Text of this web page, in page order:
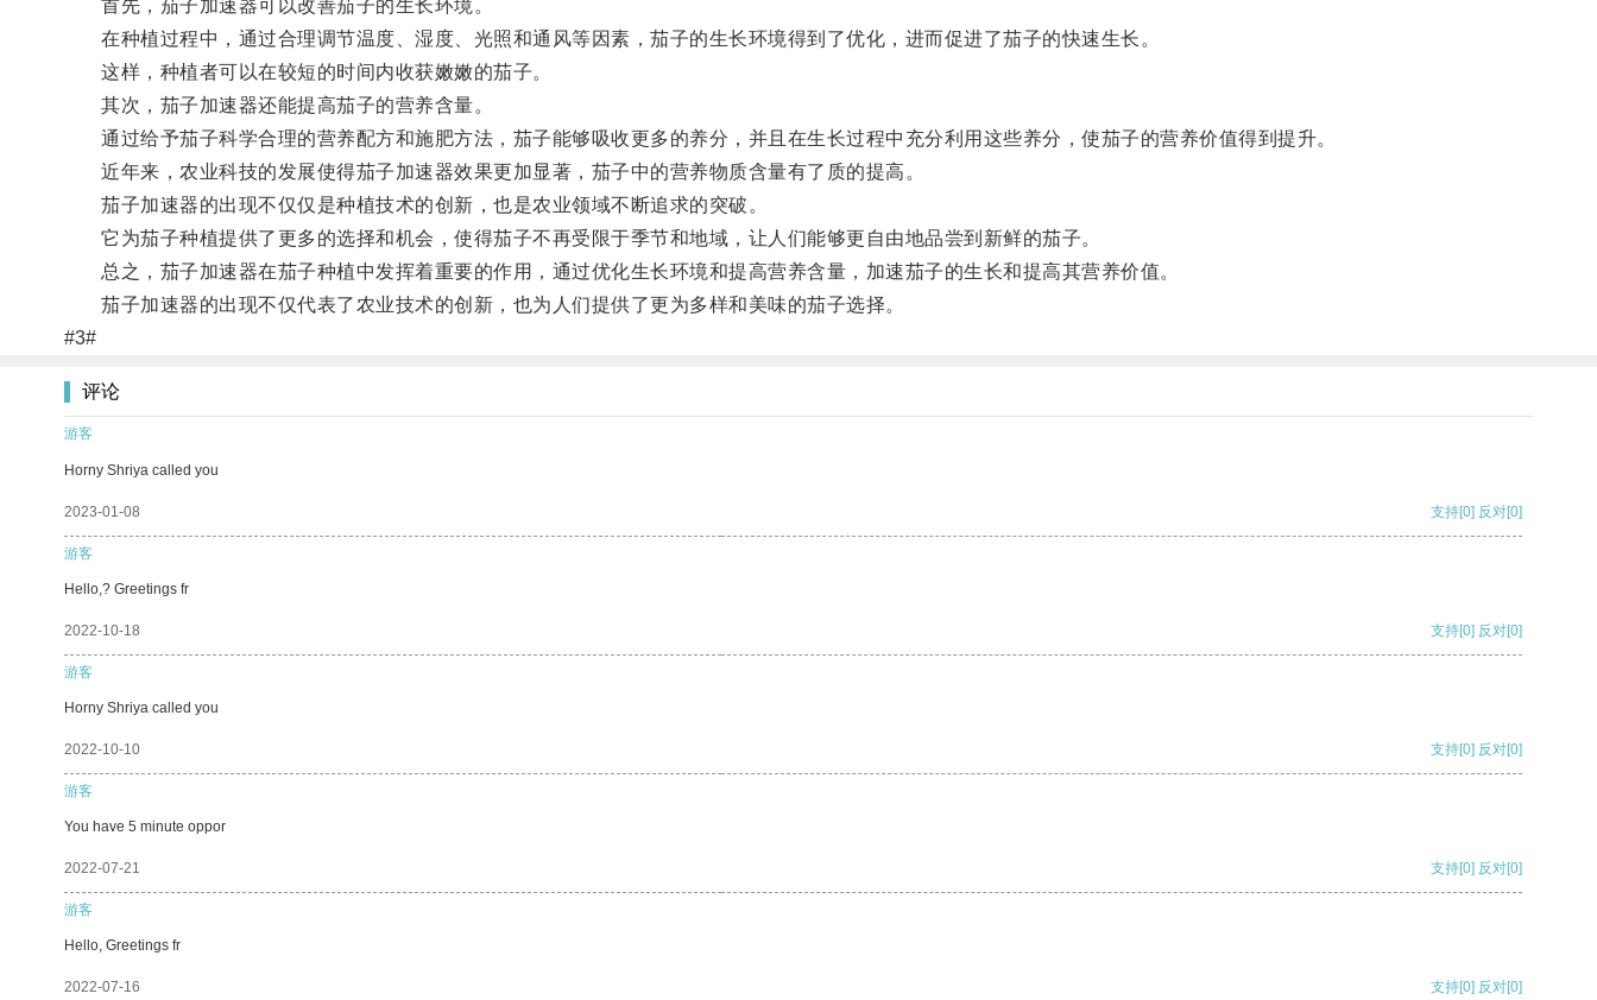
首先，茄子加速器可以改善茄子的生长环境。
在种植过程中，通过合理调节温度、湿度、光照和通风等因素，茄子的生长环境得到了优化，进而促进了茄子的快速生长。
这样，种植者可以在较短的时间内收获嫩嫩的茄子。
其次，茄子加速器还能提高茄子的营养含量。
通过给予茄子科学合理的营养配方和施肥方法，茄子能够吸收更多的养分，并且在生长过程中充分利用这些养分，使茄子的营养价值得到提升。
近年来，农业科技的发展使得茄子加速器效果更加显著，茄子中的营养物质含量有了质的提高。
茄子加速器的出现不仅仅是种植技术的创新，也是农业领域不断追求的突破。
它为茄子种植提供了更多的选择和机会，使得茄子不再受限于季节和地域，让人们能够更自由地品尝到新鲜的茄子。
总之，茄子加速器在茄子种植中发挥着重要的作用，通过优化生长环境和提高营养含量，加速茄子的生长和提高其营养价值。
茄子加速器的出现不仅代表了农业技术的创新，也为人们提供了更为多样和美味的茄子选择。
#3#
评论
游客
Horny Shriya called you
2023-01-08 支持[0] 反对[0]
游客
Hello,? Greetings fr
2022-10-18 支持[0] 反对[0]
游客
Horny Shriya called you
2022-10-10 支持[0] 反对[0]
游客
You have 5 minute oppor
2022-07-21 支持[0] 反对[0]
游客
Hello, Greetings fr
2022-07-16 支持[0] 反对[0]